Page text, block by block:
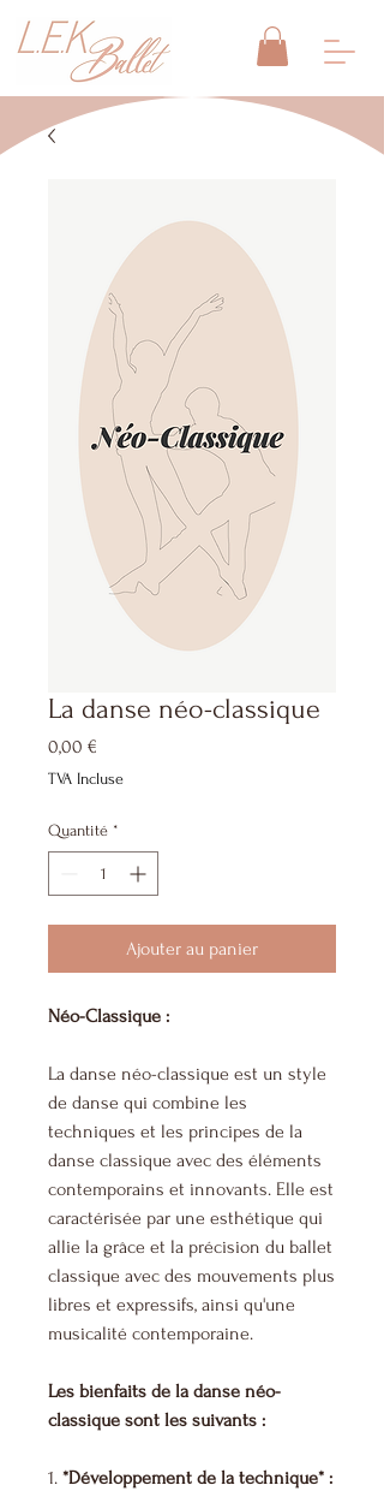
La danse néo-classique
0,00 €
TVA Incluse
Quantité *
Ajouter au panier
Néo-Classique :
La danse néo-classique est un style
de danse qui combine les
techniques et les principes de la
danse classique avec des éléments
contemporains et innovants. Elle est
caractérisée par une esthétique qui
allie la grâce et la précision du ballet
classique avec des mouvements plus
libres et expressifs, ainsi qu'une
musicalité contemporaine.
Les bienfaits de la danse néo-
classique sont les suivants :
1. *Développement de la technique* :